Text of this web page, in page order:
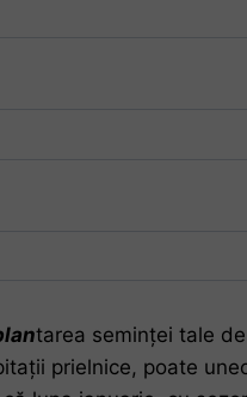
tarea seminței tale
prielnice, poate